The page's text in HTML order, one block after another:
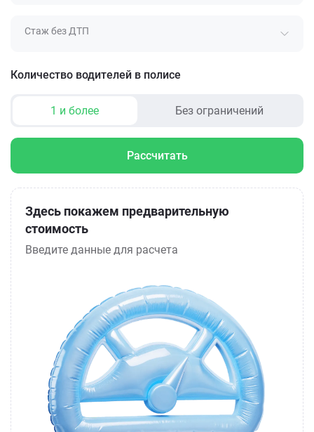
Стаж без ДТП
Количество водителей в полисе
1 и более Без ограничений
Рассчитать
Здесь покажем предварительную
стоимость
Введите данные для расчета